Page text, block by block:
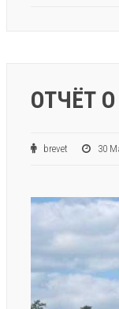
ОТЧЁТ
brevet 30